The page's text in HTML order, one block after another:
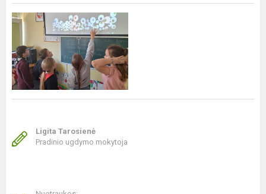
Ligita Tarosienė
Pradinio ugdymo mokytoja